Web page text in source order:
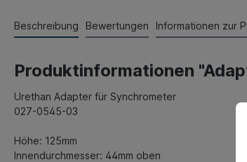
Beschreibung Bewertungen Informationen zur
Produktinformationen
Urethan Adapter für Synchrometer
027-0545-03
Höhe: 125mm
Innendurchmesser: 44mm oben